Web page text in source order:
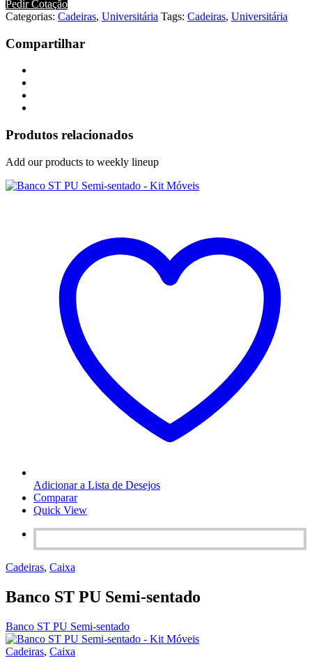
Pedir Cotação
Categorias: Cadeiras, Universitária Tags: Cadeiras, Universitária
Compartilhar
Produtos relacionados
Add our products to weekly lineup
Adicionar a Lista de Desejos
Comparar
Quick View
Cadeiras, Caixa
Banco ST PU Semi-sentado
Banco ST PU Semi-sentado
Cadeiras, Caixa